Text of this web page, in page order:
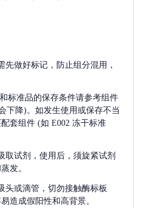
先做好标记，防止组分混用，
标准品的保存条件请参考组件
下降)。如发生使用或保存不当
套组件 (如 E002 冻干标准
取试剂，使用后，须旋紧试剂
发。
头或滴管，切勿接触酶标板
造成假阳性和高背景。